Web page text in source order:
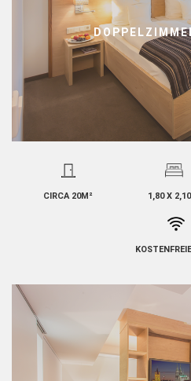
CIRCA 20M² 1,80 X